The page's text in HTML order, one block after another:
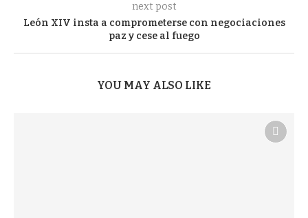
next post
León XIV insta a comprometerse con negociaciones
paz y cese al fuego
YOU MAY ALSO LIKE